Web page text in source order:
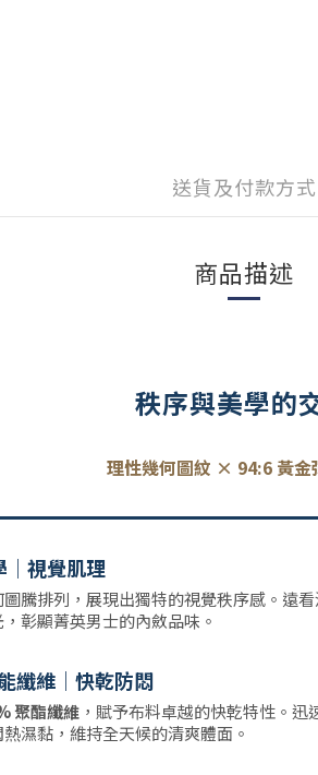
送貨及付款方式
商品描述
秩序與美學的
理性幾何圖紋 × 94:6 黃金
｜視覺肌理
騰排列，展現出獨特的視覺秩序感。遠
彰顯菁英男士的內斂品味。
纖維｜快乾防悶
聚酯纖維 ，賦予布料卓越的快乾特性。
濕黏，維持全天候的清爽體面。